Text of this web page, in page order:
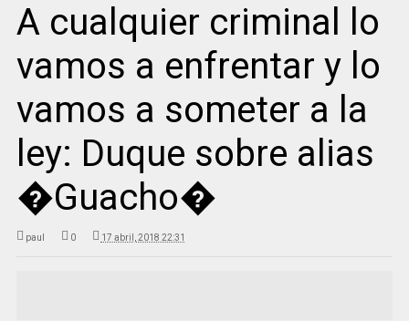
A cualquier criminal lo
vamos a enfrentar y lo
vamos a someter a la
ley: Duque sobre alias
�Guacho�
paul 0 17 abril, 2018 22:31